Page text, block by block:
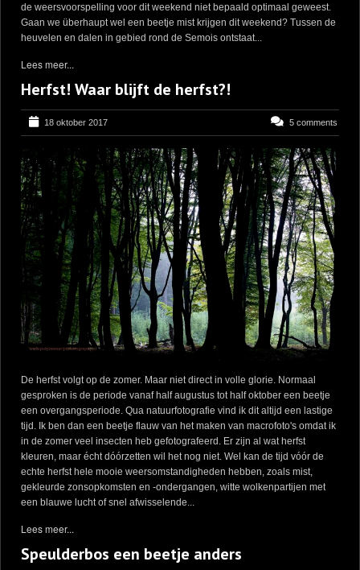
de weersvoorspelling voor dit weekend niet bepaald optimaal geweest.
Gaan we überhaupt wel een beetje mist krijgen dit weekend? Tussen de
heuvelen en dalen in gebied rond de Semois ontstaat...
Lees meer...
Herfst! Waar blijft de herfst?!
18 oktober 2017 5 comments
De herfst volgt op de zomer. Maar niet direct in volle glorie. Normaal
gesproken is de periode vanaf half augustus tot half oktober een beetje
een overgangsperiode. Qua natuurfotografie vind ik dit altijd een lastige
tijd. Ik ben dan een beetje flauw van het maken van macrofoto's omdat ik
in de zomer veel insecten heb gefotografeerd. Er zijn al wat herfst
kleuren, maar écht dóórzetten wil het nog niet. Wel kan de tijd vóór de
echte herfst hele mooie weersomstandigheden hebben, zoals mist,
gekleurde zonsopkomsten en -ondergangen, witte wolkenpartijen met
een blauwe lucht of snel afwisselende...
Lees meer...
Speulderbos een beetje anders